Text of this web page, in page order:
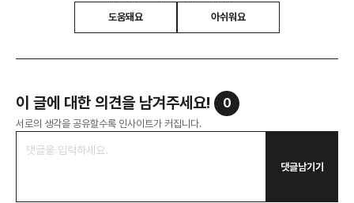
도움돼요 아쉬워요
이 글에 대한 의견을 남겨주세요! 0
서로의 생각을 공유할수록 인사이트가 커집니다.
댓글남기기